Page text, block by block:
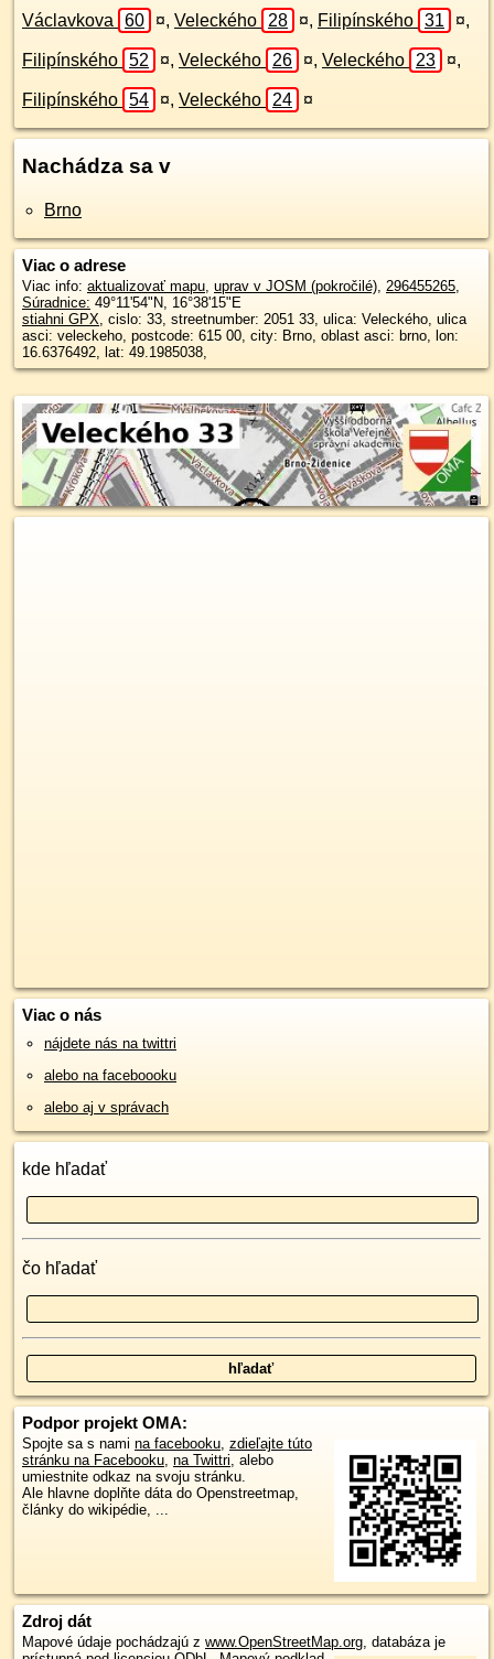
Václavkova 60 ¤, Veleckého 28 ¤, Filipínského 31 ¤,
Filipínského 52 ¤, Veleckého 26 ¤, Veleckého 23 ¤,
Filipínského 54 ¤, Veleckého 24 ¤
Nachádza sa v
Brno
Viac o adrese
Viac info: aktualizovať mapu, uprav v JOSM (pokročilé), 296455265,
Súradnice: 49°11'54"N, 16°38'15"E
stiahni GPX, cislo: 33, streetnumber: 2051 33, ulica: Veleckého, ulica
asci: veleckeho, postcode: 615 00, city: Brno, oblast asci: brno, lon:
16.6376492, lat: 49.1985038,
Viac o nás
nájdete nás na twittri
alebo na faceboooku
alebo aj v správach
kde hľadať
čo hľadať
Podpor projekt OMA:
Spojte sa s nami na facebooku, zdieľajte túto
stránku na Facebooku, na Twittri, alebo
umiestnite odkaz na svoju stránku.
Ale hlavne doplňte dáta do Openstreetmap,
články do wikipédie, ...
Zdroj dát
Mapové údaje pochádzajú z www.OpenStreetMap.org, databáza je